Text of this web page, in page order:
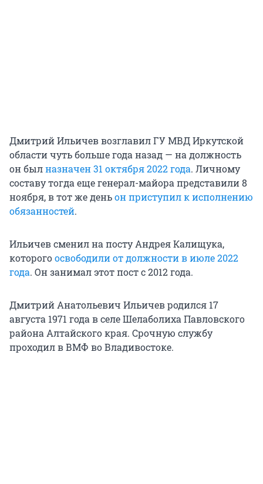
Дмитрий Ильичев возглавил ГУ МВД Иркутской
области чуть больше года назад — на должность
он былназначен 31 октября 2022 года. Личному
составу тогда еще генерал-майора представили 8
ноября, в тот же деньон приступил к исполнению
обязанностей.
Ильичев сменил на посту Андрея Калищука,
которогоосвободили от должности в июле 2022
года. Он занимал этот пост с 2012 года.
Дмитрий Анатольевич Ильичев родился 17
августа 1971 года в селе Шелаболиха Павловского
района Алтайского края. Срочную службу
проходил в ВМФ во Владивостоке.